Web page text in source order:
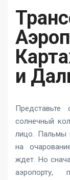
и
солнечный
лицо. Пальмы
на
ждет. Но